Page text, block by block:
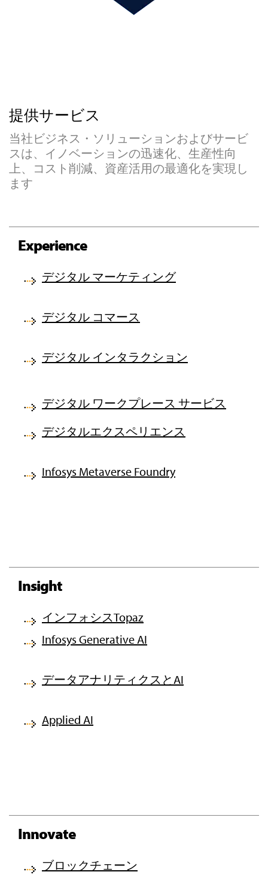
提供サービス
当社ビジネス・ソリューションおよびサービ
スは、イノベーションの迅速化、生産性向
上、コスト削減、資産活用の最適化を実現し
ます
Experience
デジタル マーケティング
デジタル コマース
デジタル インタラクション
デジタル ワークプレース サービス
デジタルエクスペリエンス
Infosys Metaverse Foundry
Insight
インフォシスTopaz
Infosys Generative AI
データアナリティクスとAI
Applied AI
Innovate
ブロックチェーン